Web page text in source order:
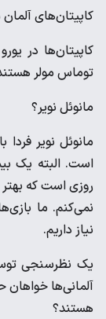
کاپیتان‌های آلمان
کاپیتان‌‌ها در
توماس مولر
مانوئل نویر؟
مانوئل نویر
است. البته یک
روزی است که
نمی‌کنم. ما
نیاز داریم.
آلمانی‌ها
هستند؟